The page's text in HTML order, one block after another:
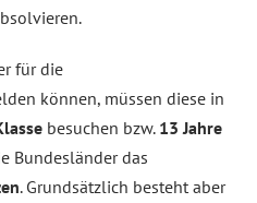
für die
können, müssen diese in
besuchen bzw. 13 Jahre
Bundesländer das
. Grundsätzlich besteht aber